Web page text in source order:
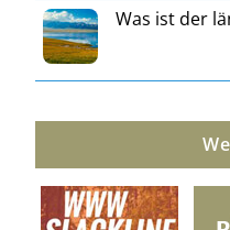
Was ist der